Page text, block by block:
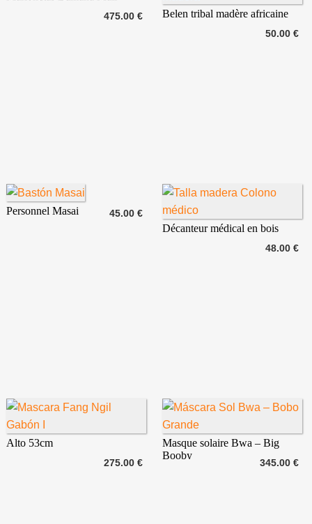
475.00 €
50.00 €
Belen tribal madère africaine
45.00 €
Personnel Masai
48.00 €
Décanteur médical en bois
275.00 €
Alto 53cm
345.00 €
Masque solaire Bwa – Big
Booby